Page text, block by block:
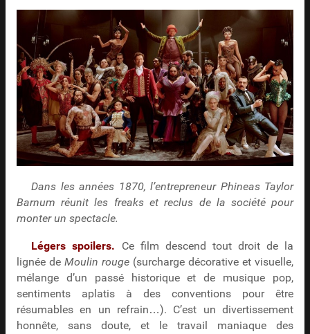
Dans les années 1870, l’entrepreneur Phineas Taylor
Barnum réunit les freakset reclus de la société pour
monter un spectacle.
Légers spoilers. Ce film descend tout droit de la
lignée de Moulin rouge(surcharge décorative et visuelle,
mélange d’un passé historique et de musique pop,
sentiments aplatis à des conventions pour être
résumables en un refrain…). C’est un divertissement
honnête, sans doute, et le travail maniaque des